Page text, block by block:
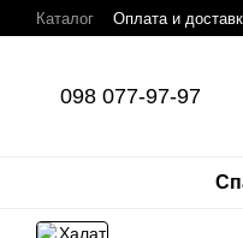
Перейти к основному
Каталог Оплата и
098 077-97-97